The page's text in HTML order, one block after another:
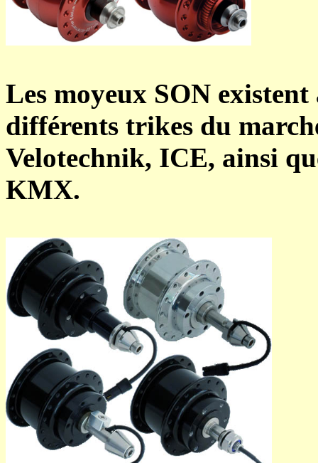
Les moyeux SON
différents trikes du
Velotechnik, ICE, ainsi
KMX.